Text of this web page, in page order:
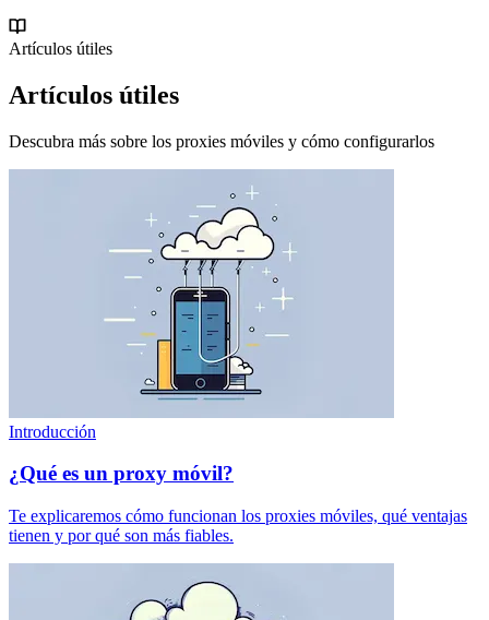
Artículos útiles
Artículos útiles
Descubra más sobre los proxies móviles y cómo configurarlos
Introducción
¿Qué es un proxy móvil?
Te explicaremos cómo funcionan los proxies móviles, qué ventajas
tienen y por qué son más fiables.